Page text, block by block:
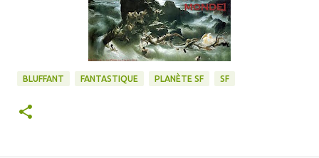
BLUFFANT FANTASTIQUE PLANÈTE SF SF